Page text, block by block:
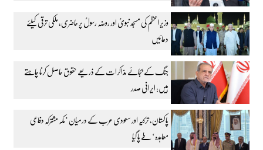
وزیراعظم کی مسجد نبویؐ اور روضہ رسولؐ پر حاضری، ملکی ترقی کیلئے
دعائیں
جنگ کے بجائے مذاکرات کے ذریعے حقوق حاصل کرنا چاہتے
ہیں: ایرانی صدر
پاکستان، ترکیہ اور سعودی عرب کے درمیان ’مکہ مشترکہ دفاعی
معاہدہ‘ طے پا گیا